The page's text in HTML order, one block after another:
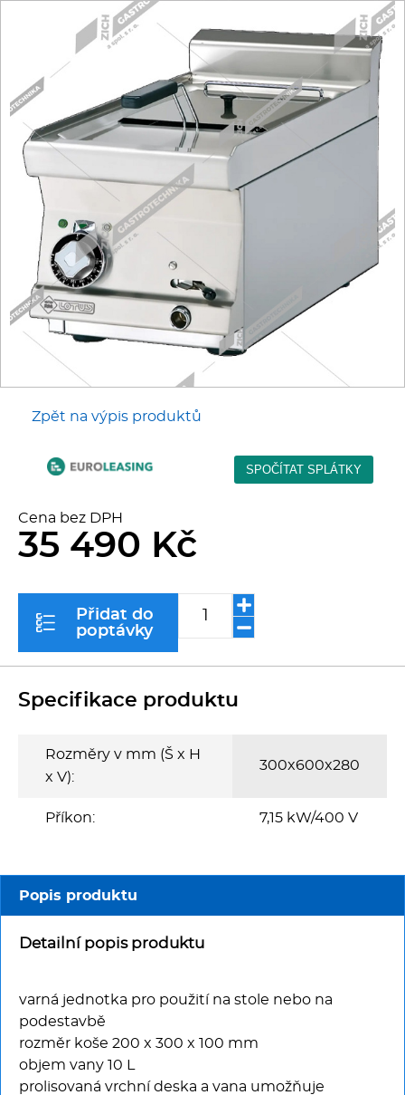
Fritézy
Gastronádoby
PIZZA technologie
Grilovací desky - Grily
Prostředky-Změkčovače
Chlazení
Roboty
Kávovary
Řeznické stroje
Konvektomaty/Pece
Kotle
Stolní zařízení
Transport, výdej a regen.
Multifunkce - speciály
Nerez
Zpět na výpis produktů
Cena bez DPH
35 490 Kč
Přidat do
poptávky
Specifikace produktu
Rozměry v mm (Š x H
x V):
300x600x280
Příkon: 7,15 kW/400 V
Popis produktu
Detailní popis produktu
varná jednotka pro použití na stole nebo na
podestavbě
rozměr koše 200 x 300 x 100 mm
objem vany 10 L
prolisovaná vrchní deska a vana umožňuje